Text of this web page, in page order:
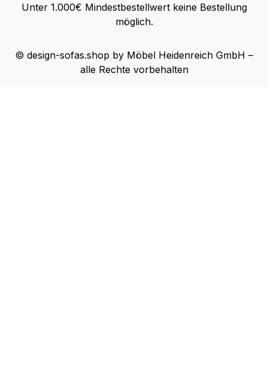
Unter 1.000€ Mindestbestellwert keine Bestellung
möglich.
© design-sofas.shop by Möbel Heidenreich GmbH –
alle Rechte vorbehalten